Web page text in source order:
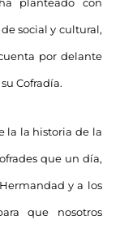
social y cultural,
por delante
Cofradía.
la la historia de la
que un día,
y a los
que nosotros